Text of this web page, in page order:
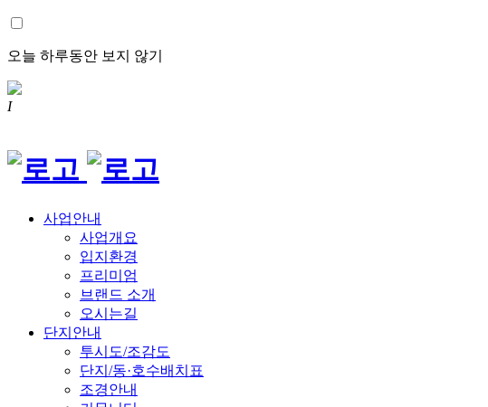
오늘 하루동안 보지 않기
I
사업안내
사업개요
입지환경
프리미엄
브랜드 소개
오시는길
단지안내
투시도/조감도
단지/동·호수배치표
조경안내